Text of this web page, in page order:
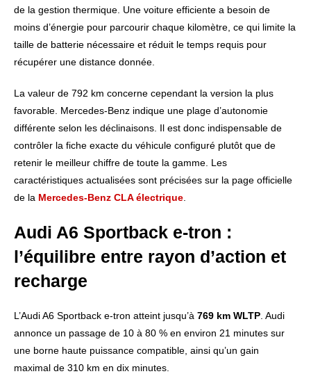
de la gestion thermique. Une voiture efficiente a besoin de
moins d’énergie pour parcourir chaque kilomètre, ce qui limite la
taille de batterie nécessaire et réduit le temps requis pour
récupérer une distance donnée.
La valeur de 792 km concerne cependant la version la plus
favorable. Mercedes-Benz indique une plage d’autonomie
différente selon les déclinaisons. Il est donc indispensable de
contrôler la fiche exacte du véhicule configuré plutôt que de
retenir le meilleur chiffre de toute la gamme. Les
caractéristiques actualisées sont précisées sur la page officielle
de la Mercedes-Benz CLA électrique
Audi A6 Sportback e-tron :
l’équilibre entre rayon d’action et
recharge
L’Audi A6 Sportback e-tron atteint jusqu’à 769 km WLTP . Audi
annonce un passage de 10 à 80 % en environ 21 minutes sur
une borne haute puissance compatible, ainsi qu’un gain
maximal de 310 km en dix minutes.